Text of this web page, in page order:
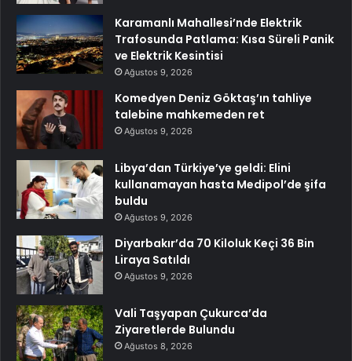
Karamanlı Mahallesi’nde Elektrik
Trafosunda Patlama: Kısa Süreli Panik
ve Elektrik Kesintisi
Ağustos 9, 2026
Komedyen Deniz Göktaş’ın tahliye
talebine mahkemeden ret
Ağustos 9, 2026
Libya’dan Türkiye’ye geldi: Elini
kullanamayan hasta Medipol’de şifa
buldu
Ağustos 9, 2026
Diyarbakır’da 70 Kiloluk Keçi 36 Bin
Liraya Satıldı
Ağustos 9, 2026
Vali Taşyapan Çukurca’da
Ziyaretlerde Bulundu
Ağustos 8, 2026